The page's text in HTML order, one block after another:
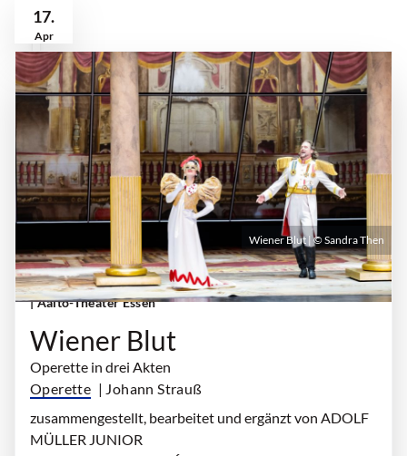
17.
Apr
Samstag, 17. April 2027 | 19:00 Uhr - 22:00 Uhr
| Aalto-Theater Essen
Wiener Blut
Operette in drei Akten
Operette | Johann Strauß
zusammengestellt, bearbeitet und ergänzt von ADOLF
MÜLLER JUNIOR
Wiener Blut | © Sandra Then